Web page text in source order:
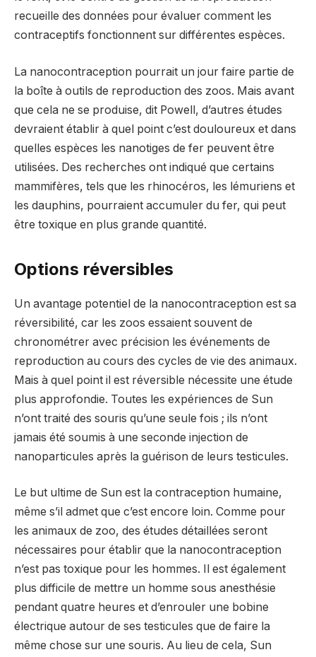
recueille des données pour évaluer comment les
contraceptifs fonctionnent sur différentes espèces.
La nanocontraception pourrait un jour faire partie de
la boîte à outils de reproduction des zoos. Mais avant
que cela ne se produise, dit Powell, d’autres études
devraient établir à quel point c’est douloureux et dans
quelles espèces les nanotiges de fer peuvent être
utilisées. Des recherches ont indiqué que certains
mammifères, tels que les rhinocéros, les lémuriens et
les dauphins, pourraient accumuler du fer, qui peut
être toxique en plus grande quantité.
Options réversibles
Un avantage potentiel de la nanocontraception est sa
réversibilité, car les zoos essaient souvent de
chronométrer avec précision les événements de
reproduction au cours des cycles de vie des animaux.
Mais à quel point il est réversible nécessite une étude
plus approfondie. Toutes les expériences de Sun
n’ont traité des souris qu’une seule fois ; ils n’ont
jamais été soumis à une seconde injection de
nanoparticules après la guérison de leurs testicules.
Le but ultime de Sun est la contraception humaine,
même s’il admet que c’est encore loin. Comme pour
les animaux de zoo, des études détaillées seront
nécessaires pour établir que la nanocontraception
n’est pas toxique pour les hommes. Il est également
plus difficile de mettre un homme sous anesthésie
pendant quatre heures et d’enrouler une bobine
électrique autour de ses testicules que de faire la
même chose sur une souris. Au lieu de cela, Sun